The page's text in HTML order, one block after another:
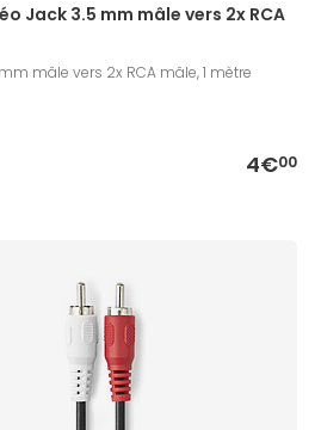
Jack 3.5 mm mâle vers 2x RCA
mâle vers 2x RCA mâle, 1 mètre
4€00